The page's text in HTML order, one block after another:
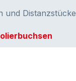
und Distanzstücke